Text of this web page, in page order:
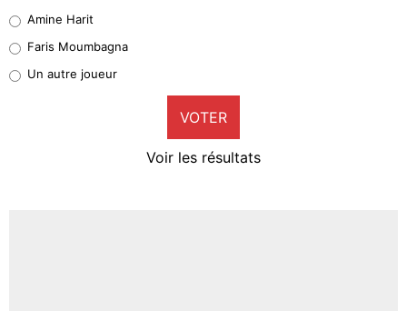
1%
9%
Amine Harit
Faris Moumbagna
Un autre joueur
VOTER
Voir les résultats